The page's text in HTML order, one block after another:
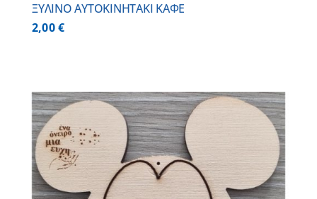
ΞΥΛΙΝΟ AYTOKINHTAKI ΚΑΦΕ
2,00€